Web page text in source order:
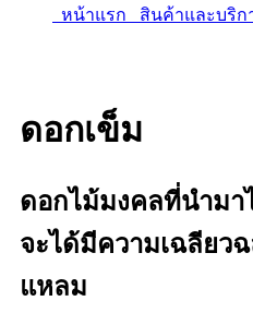
หน้าแรก
สินค้าและบริก
ดอกเข็ม
ดอกไม้มงคลที่นำม
จะได้มีความเฉลียว
แหลม